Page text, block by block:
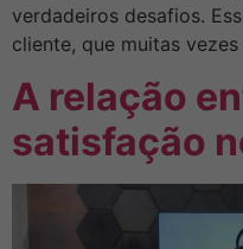
verdadeiros desafios.
cliente, que muitas
A relação
satisfação